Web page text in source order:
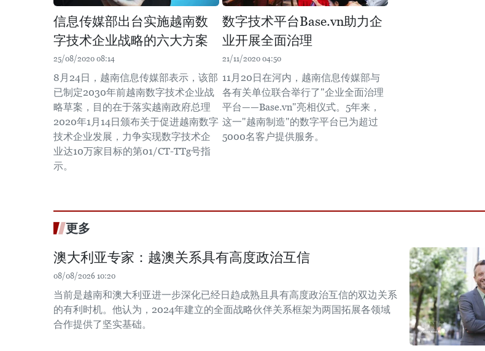
信息传媒部出台实施越南数
字技术企业战略的六大方案
25/08/2020 08:14
8月24日，越南信息传媒部表示，该部
已制定2030年前越南数字技术企业战
略草案，目的在于落实越南政府总理
2020年1月14日颁布关于促进越南数字
技术企业发展，力争实现数字技术企
业达10万家目标的第01/CT-TTg号指
示。
数字技术平台Base.vn助力企
业开展全面治理
21/11/2020 04:50
11月20日在河内，越南信息传媒部与
各有关单位联合举行了"企业全面治理
平台——Base.vn"亮相仪式。5年来，
这一"越南制造"的数字平台已为超过
5000名客户提供服务。
更多
澳大利亚专家：越澳关系具有高度政治互信
08/08/2026 10:20
当前是越南和澳大利亚进一步深化已经日趋成熟且具有高度政治互信的双边关系
的有利时机。他认为，2024年建立的全面战略伙伴关系框架为两国拓展各领域
合作提供了坚实基础。